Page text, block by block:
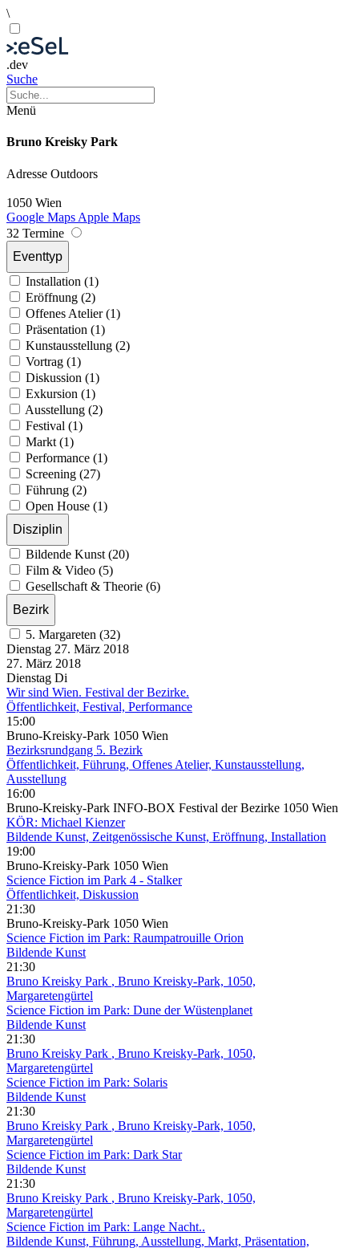
\
.dev
Suche
Menü
Bruno Kreisky Park
Adresse Outdoors
1050 Wien
Google Maps Apple Maps
32 Termine
Eventtyp
Installation (1)
Eröffnung (2)
Offenes Atelier (1)
Präsentation (1)
Kunstausstellung (2)
Vortrag (1)
Diskussion (1)
Exkursion (1)
Ausstellung (2)
Festival (1)
Markt (1)
Performance (1)
Screening (27)
Führung (2)
Open House (1)
Disziplin
Bildende Kunst (20)
Film & Video (5)
Gesellschaft & Theorie (6)
Bezirk
5. Margareten (32)
Dienstag 27. März 2018
27. März 2018
Dienstag Di
Wir sind Wien. Festival der Bezirke.
Öffentlichkeit, Festival, Performance
15:00
Bruno-Kreisky-Park 1050 Wien
Bezirksrundgang 5. Bezirk
Öffentlichkeit, Führung, Offenes Atelier, Kunstausstellung,
Ausstellung
16:00
Bruno-Kreisky-Park INFO-BOX Festival der Bezirke 1050 Wien
KÖR: Michael Kienzer
Bildende Kunst, Zeitgenössische Kunst, Eröffnung, Installation
19:00
Bruno-Kreisky-Park 1050 Wien
Science Fiction im Park 4 - Stalker
Öffentlichkeit, Diskussion
21:30
Bruno-Kreisky-Park 1050 Wien
Science Fiction im Park: Raumpatrouille Orion
Bildende Kunst
21:30
Bruno Kreisky Park , Bruno Kreisky-Park, 1050,
Margaretengürtel
Science Fiction im Park: Dune der Wüstenplanet
Bildende Kunst
21:30
Bruno Kreisky Park , Bruno Kreisky-Park, 1050,
Margaretengürtel
Science Fiction im Park: Solaris
Bildende Kunst
21:30
Bruno Kreisky Park , Bruno Kreisky-Park, 1050,
Margaretengürtel
Science Fiction im Park: Dark Star
Bildende Kunst
21:30
Bruno Kreisky Park , Bruno Kreisky-Park, 1050,
Margaretengürtel
Science Fiction im Park: Lange Nacht..
Bildende Kunst, Führung, Ausstellung, Markt, Präsentation,